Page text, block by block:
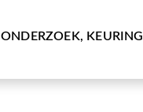
ONDERZOEK,